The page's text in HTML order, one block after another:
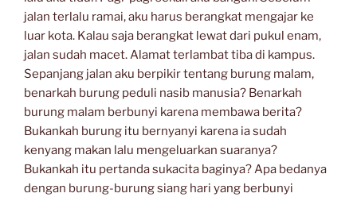
jalan terlalu ramai, aku harus berangkat mengajar ke
luar kota. Kalau saja berangkat lewat dari pukul enam,
jalan sudah macet. Alamat terlambat tiba di kampus.
Sepanjang jalan aku berpikir tentang burung malam,
benarkah burung peduli nasib manusia? Benarkah
burung malam berbunyi karena membawa berita?
Bukankah burung itu bernyanyi karena ia sudah
kenyang makan lalu mengeluarkan suaranya?
Bukankah itu pertanda sukacita baginya? Apa bedanya
dengan burung-burung siang hari yang berbunyi